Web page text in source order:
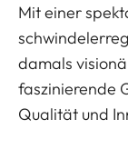
Mit einer
damals
faszinierende
Qualität und